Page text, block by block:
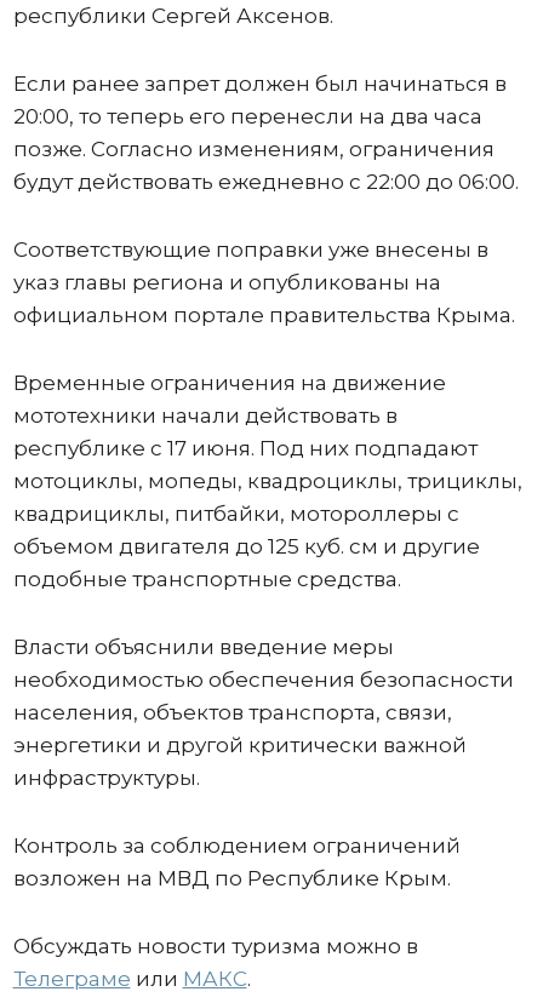
республики Сергей Аксенов.
Если ранее запрет должен был начинаться в
20:00, то теперь его перенесли на два часа
позже. Согласно изменениям, ограничения
будут действовать ежедневно с 22:00 до 06:00.
Соответствующие поправки уже внесены в
указ главы региона и опубликованы на
официальном портале правительства Крыма.
Временные ограничения на движение
мототехники начали действовать в
республике с 17 июня. Под них подпадают
мотоциклы, мопеды, квадроциклы, трициклы,
квадрициклы, питбайки, мотороллеры с
объемом двигателя до 125 куб. см и другие
подобные транспортные средства.
Власти объяснили введение меры
необходимостью обеспечения безопасности
населения, объектов транспорта, связи,
энергетики и другой критически важной
инфраструктуры.
Контроль за соблюдением ограничений
возложен на МВД по Республике Крым.
Обсуждать новости туризма можно в
Телеграме или МАКС.